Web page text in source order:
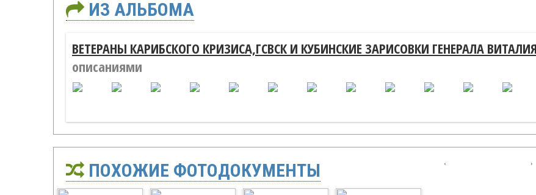
ИЗ АЛЬБОМА
ВЕТЕРАНЫ КАРИБСКОГО КРИЗИСА,ГСВСК И КУБИНСКИЕ ЗАРИСОВКИ ГЕНЕРАЛА
описаниями
ПОХОЖИЕ ФОТОДОКУМЕНТЫ ‹ ›